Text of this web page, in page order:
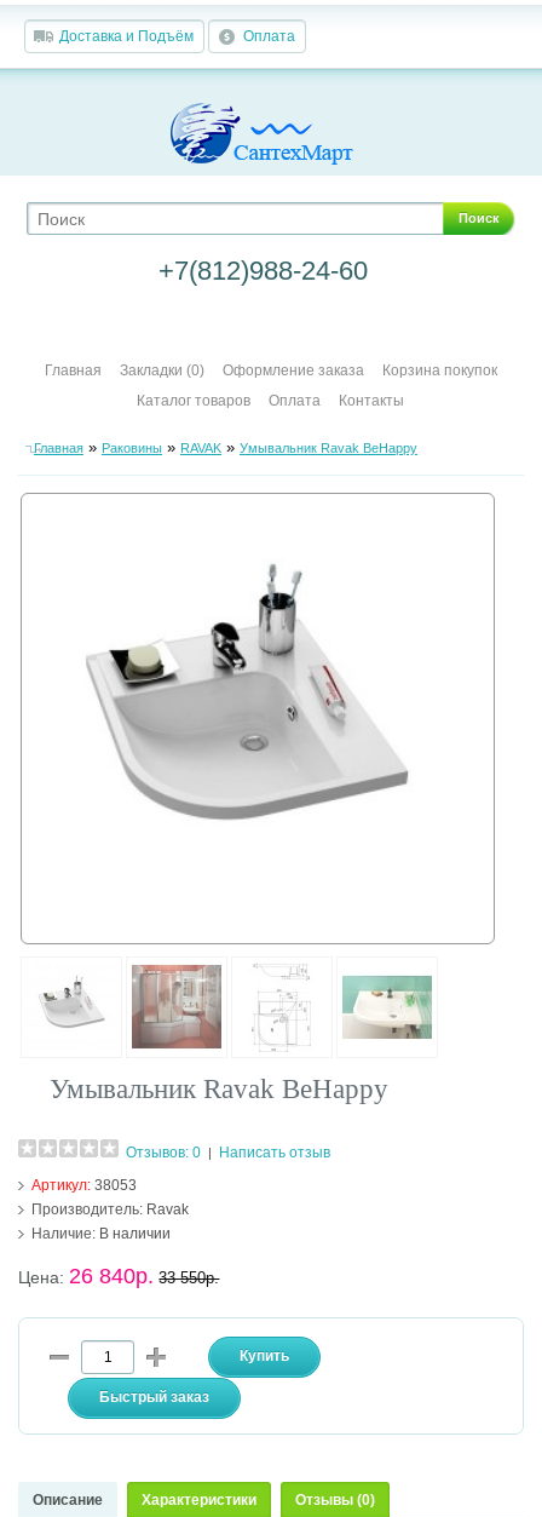
Доставка и Подъём Оплата
Поиск
+7(812)988-24-60
Главная Закладки (0) Оформление заказа
Корзина покупок
Каталог товаров
Оплата Контакты
Главная» Раковины» RAVAK» Умывальник Ravak BeHappy
Умывальник Ravak BeHappy
Отзывов: 0
Написать отзыв
Артикул:38053
Производитель: Ravak
Наличие: В наличии
Цена:26 840р. 33 550р.
Описание Характеристики Отзывы (0)